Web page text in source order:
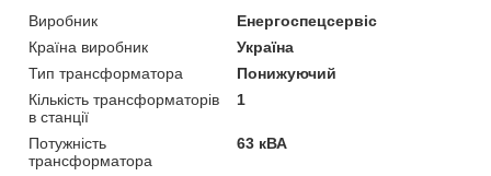
Виробник
Енергоспецсервіс
Країна виробник
Україна
Тип трансформатора
Понижуючий
Кількість трансформаторів
в станції
1
Потужність
трансформатора
63 кВА